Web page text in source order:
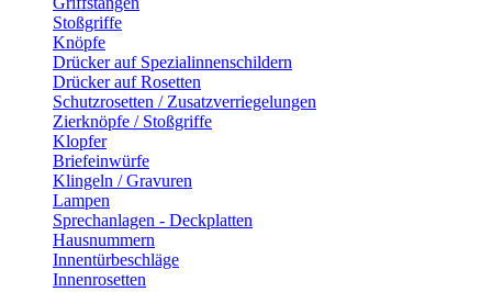
Stoßgriffe
Knöpfe
Drücker auf Spezialinnenschildern
Drücker auf Rosetten
Schutzrosetten / Zusatzverriegelungen
Zierknöpfe / Stoßgriffe
Klopfer
Briefeinwürfe
Klingeln / Gravuren
Lampen
Sprechanlagen - Deckplatten
Hausnummern
Innentürbeschläge
Innenrosetten